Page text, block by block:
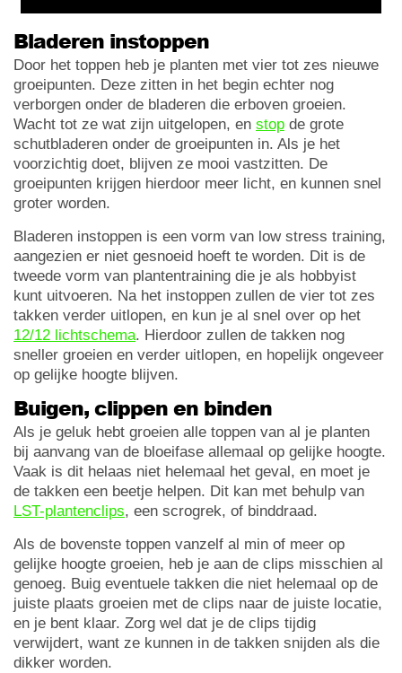
Bladeren instoppen
Door het toppen heb je planten met vier tot zes nieuwe
groeipunten. Deze zitten in het begin echter nog
verborgen onder de bladeren die erboven groeien.
Wacht tot ze wat zijn uitgelopen, en stop de grote
schutbladeren onder de groeipunten in. Als je het
voorzichtig doet, blijven ze mooi vastzitten. De
groeipunten krijgen hierdoor meer licht, en kunnen snel
groter worden.
Bladeren instoppen is een vorm van low stress training,
aangezien er niet gesnoeid hoeft te worden. Dit is de
tweede vorm van plantentraining die je als hobbyist
kunt uitvoeren. Na het instoppen zullen de vier tot zes
takken verder uitlopen, en kun je al snel over op het
12/12 lichtschema. Hierdoor zullen de takken nog
sneller groeien en verder uitlopen, en hopelijk ongeveer
op gelijke hoogte blijven.
Buigen, clippen en binden
Als je geluk hebt groeien alle toppen van al je planten
bij aanvang van de bloeifase allemaal op gelijke hoogte.
Vaak is dit helaas niet helemaal het geval, en moet je
de takken een beetje helpen. Dit kan met behulp van
LST-plantenclips, een scrogrek, of binddraad.
Als de bovenste toppen vanzelf al min of meer op
gelijke hoogte groeien, heb je aan de clips misschien al
genoeg. Buig eventuele takken die niet helemaal op de
juiste plaats groeien met de clips naar de juiste locatie,
en je bent klaar. Zorg wel dat je de clips tijdig
verwijdert, want ze kunnen in de takken snijden als die
dikker worden.